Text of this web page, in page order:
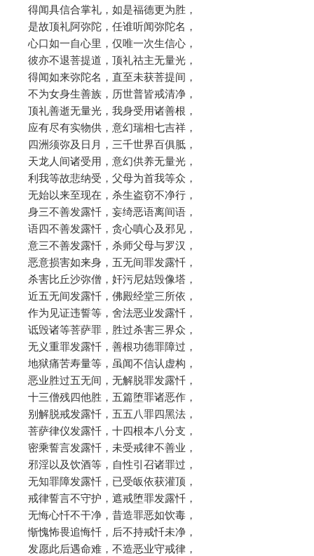
得闻具信合掌礼，如是福德更为胜，
是故顶礼阿弥陀，任谁听闻弥陀名，
心口如一自心里，仅唯一次生信心，
彼亦不退菩提道，顶礼祜主无量光，
得闻如来弥陀名，直至未获菩提间，
不为女身生善族，历世普皆戒清净，
顶礼善逝无量光，我身受用诸善根，
应有尽有实物供，意幻瑞相七吉祥，
四洲须弥及日月，三千世界百俱胝，
天龙人间诸受用，意幻供养无量光，
利我等故悲纳受，父母为首我等众，
无始以来至现在，杀生盗窃不净行，
身三不善发露忏，妄绮恶语离间语，
语四不善发露忏，贪心嗔心及邪见，
意三不善发露忏，杀师父母与罗汉，
恶意损害如来身，五无间罪发露忏，
杀害比丘沙弥僧，奸污尼姑毁像塔，
近五无间发露忏，佛殿经堂三所依，
作为见证违誓等，舍法恶业发露忏，
诋毁诸等菩萨罪，胜过杀害三界众，
无义重罪发露忏，善根功德罪障过，
地狱痛苦寿量等，虽闻不信认虚构，
恶业胜过五无间，无解脱罪发露忏，
十三僧残四他胜，五篇堕罪诸恶作，
别解脱戒发露忏，五五八罪四黑法，
菩萨律仪发露忏，十四根本八分支，
密乘誓言发露忏，未受戒律不善业，
邪淫以及饮酒等，自性引召诸罪过，
无知罪障发露忏，已受皈依获灌顶，
戒律誓言不守护，遮戒堕罪发露忏，
无悔心忏不干净，昔造罪恶如饮毒，
惭愧怖畏追悔忏，后不持戒忏未净，
发愿此后遇命难，不造恶业守戒律，